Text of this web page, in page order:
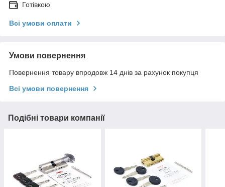
Готівкою
Всі умови оплати
Умови повернення
Повернення товару впродовж 14 днів за рахунок покупця
Всі умови повернення
Подібні товари компанії